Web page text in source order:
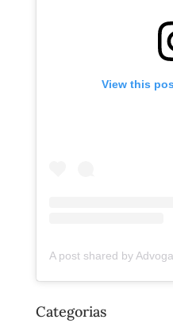
View this
Categorias